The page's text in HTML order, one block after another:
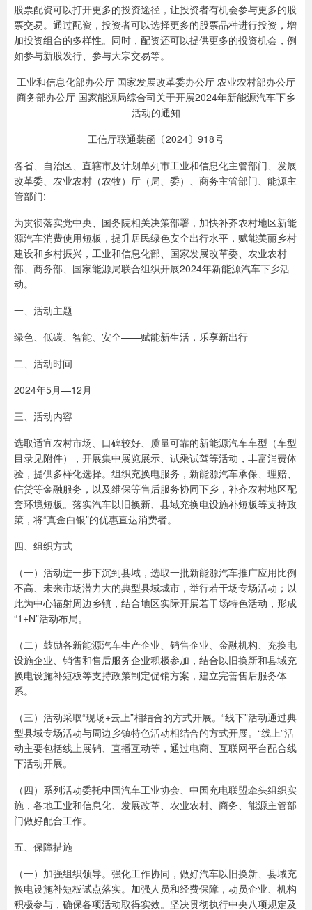
股票配资可以打开更多的投资途径，让投资者有机会参与更多的股
票交易。通过配资，投资者可以选择更多的股票品种进行投资，增
加投资组合的多样性。同时，配资还可以提供更多的投资机会，例
如参与新股发行、参与大宗交易等。
工业和信息化部办公厅 国家发展改革委办公厅 农业农村部办公厅
商务部办公厅 国家能源局综合司关于开展2024年新能源汽车下乡
活动的通知
工信厅联通装函〔2024〕918号
各省、自治区、直辖市及计划单列市工业和信息化主管部门、发展
改革委、农业农村（农牧）厅（局、委）、商务主管部门、能源主
管部门:
为贯彻落实党中央、国务院相关决策部署，加快补齐农村地区新能
源汽车消费使用短板，提升居民绿色安全出行水平，赋能美丽乡村
建设和乡村振兴，工业和信息化部、国家发展改革委、农业农村
部、商务部、国家能源局联合组织开展2024年新能源汽车下乡活
动。
一、活动主题
绿色、低碳、智能、安全——赋能新生活，乐享新出行
二、活动时间
2024年5月—12月
三、活动内容
选取适宜农村市场、口碑较好、质量可靠的新能源汽车车型（车型
目录见附件），开展集中展览展示、试乘试驾等活动，丰富消费体
验，提供多样化选择。组织充换电服务，新能源汽车承保、理赔、
信贷等金融服务，以及维保等售后服务协同下乡，补齐农村地区配
套环境短板。落实汽车以旧换新、县域充换电设施补短板等支持政
策，将“真金白银”的优惠直达消费者。
四、组织方式
（一）活动进一步下沉到县域，选取一批新能源汽车推广应用比例
不高、未来市场潜力大的典型县域城市，举行若干场专场活动；以
此为中心辐射周边乡镇，结合地区实际开展若干场特色活动，形成
“1+N”活动布局。
（二）鼓励各新能源汽车生产企业、销售企业、金融机构、充换电
设施企业、销售和售后服务企业积极参加，结合以旧换新和县域充
换电设施补短板等支持政策制定促销方案，建立完善售后服务体
系。
（三）活动采取“现场+云上”相结合的方式开展。“线下”活动通过典
型县域专场活动与周边乡镇特色活动相结合的方式开展。“线上”活
动主要包括线上展销、直播互动等，通过电商、互联网平台配合线
下活动开展。
（四）系列活动委托中国汽车工业协会、中国充电联盟牵头组织实
施，各地工业和信息化、发展改革、农业农村、商务、能源主管部
门做好配合工作。
五、保障措施
（一）加强组织领导。强化工作协同，做好汽车以旧换新、县域充
换电设施补短板试点落实。加强人员和经费保障，动员企业、机构
积极参与，确保各项活动取得实效。坚决贯彻执行中央八项规定及